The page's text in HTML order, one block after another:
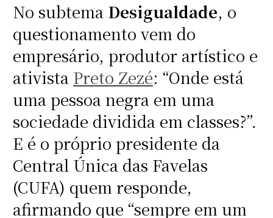
No subtema Desigualdade, o
questionamento vem do
empresário, produtor artístico e
ativista Preto Zezé: “Onde está
uma pessoa negra em uma
sociedade dividida em classes?”.
E é o próprio presidente da
Central Única das Favelas
(CUFA) quem responde,
afirmando que “sempre em um